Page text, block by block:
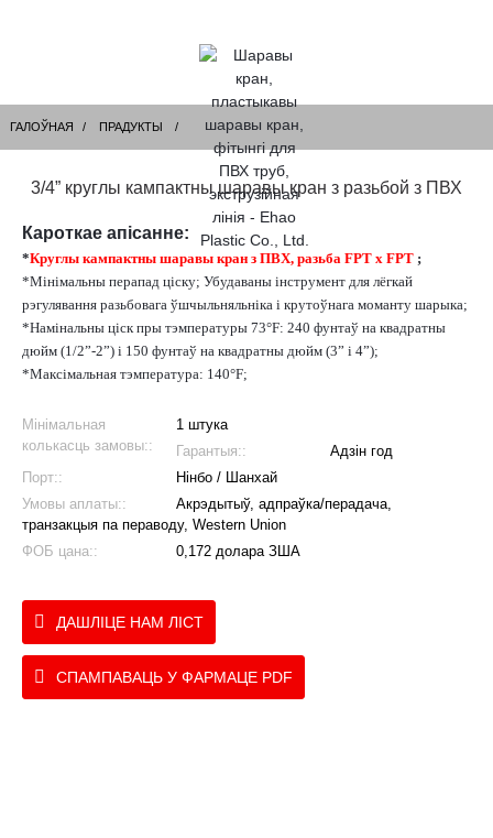
ГАЛОЎНАЯ ПРАДУКТЫ
3/4” круглы кампактны шаравы кран з разьбой з ПВХ
Кароткае апісанне:
*Круглы кампактны шаравы кран з ПВХ, разьба FPT x FPT ;
*Мінімальны перапад ціску; Убудаваны інструмент для лёгкай
рэгулявання разьбовага ўшчыльняльніка і крутоўнага моманту шарыка;
*Намінальны ціск пры тэмпературы 73°F: 240 фунтаў на квадратны
дюйм (1/2”-2”) і 150 фунтаў на квадратны дюйм (3” і 4”);
*Максімальная тэмпература: 140°F;
Мінімальная
колькасць замовы::
1 штука
Гарантыя::
Адзін год
Порт::
Нінбо / Шанхай
Умовы аплаты::
Акрэдытыў, адпраўка/перадача,
транзакцыя па пераводу, Western Union
ФОБ цана::
0,172 долара ЗША
ДАШЛІЦЕ НАМ ЛІСТ
СПАМПАВАЦЬ У ФАРМАЦЕ PDF